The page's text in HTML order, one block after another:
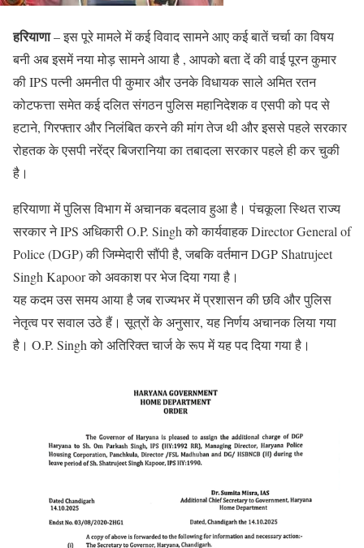
हरियाणा– इस पूरे मामले में कई विवाद सामने आए कई बातें चर्चा का विषय
बनी अब इसमें नया मोड़ सामने आया है , आपको बता दें की वाई पूरन कुमार
की IPS पत्नी अमनीत पी कुमार और उनके विधायक साले अमित रतन
कोटफत्ता समेत कई दलित संगठन पुलिस महानिदेशक व एसपी को पद से
हटाने, गिरफ्तार और निलंबित करने की मांग तेज थी और इससे पहले सरकार
रोहतक के एसपी नरेंद्र बिजरानिया का तबादला सरकार पहले ही कर चुकी
है।
हरियाणा में पुलिस विभाग में अचानक बदलाव हुआ है। पंचकूला स्थित राज्य
सरकार ने IPS अधिकारी O.P. Singh को कार्यवाहक Director General of
Police (DGP) की जिम्मेदारी सौंपी है, जबकि वर्तमान DGP Shatrujeet
Singh Kapoor को अवकाश पर भेज दिया गया है।
यह कदम उस समय आया है जब राज्यभर में प्रशासन की छवि और पुलिस
नेतृत्व पर सवाल उठे हैं। सूत्रों के अनुसार, यह निर्णय अचानक लिया गया
है। O.P. Singh को अतिरिक्त चार्ज के रूप में यह पद दिया गया है।